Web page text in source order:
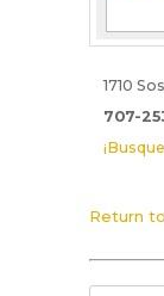
1710
707-
Return